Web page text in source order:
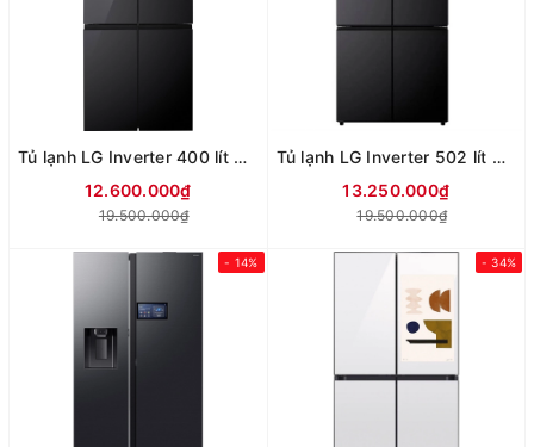
Tủ lạnh LG Inverter 400 lít Multi Door F40BG
12.600.000₫
19.500.000₫
Tủ lạnh LG Inverter 502 lít Multi Door F50BG
13.250.000₫
19.500.000₫
- 14% - 34%